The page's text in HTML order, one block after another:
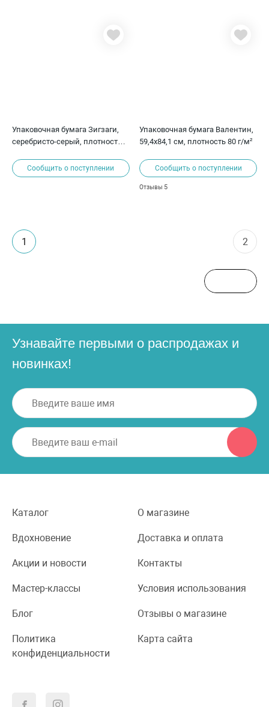
Упаковочная бумага Зигзаги,
серебристо-серый, плотность
Сообщить о поступлении
Упаковочная бумага Валентин,
59,4х84,1 см, плотность 80 г/м²
Сообщить о поступлении
Отзывы 5
1 2
Узнавайте первыми о распродажах и
новинках!
Каталог О магазине
Вдохновение Доставка и оплата
Акции и новости Контакты
Мастер-классы Условия использования
Блог Отзывы о магазине
Политика
конфиденциальности
Карта сайта